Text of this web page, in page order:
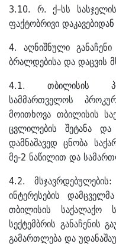
3.10. რ. ქ–სს
ფაქტობრივი
4. აღნიშნული
ბრალდებისა და დაცვის
4.1. თბილისის
სამმართველოს
მოითხოვა თბილისის
ცვლილების შეტანა
დამნაშავედ ცნობა
მე-2 ნაწილით და
4.2.
ინტერესების
თბილისის
სექტემბრის განაჩენის
გამართლება და